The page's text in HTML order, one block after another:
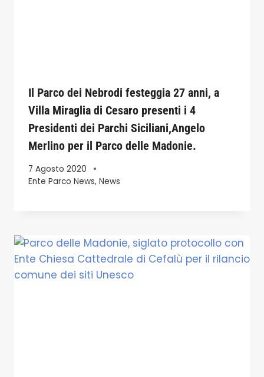
Il Parco dei Nebrodi festeggia 27 anni, a
Villa Miraglia di Cesaro presenti i 4
Presidenti dei Parchi Siciliani,Angelo
Merlino per il Parco delle Madonie.
7 Agosto 2020
Ente Parco News, News